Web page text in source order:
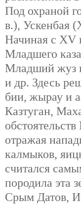
Под охраной
в.), Ускенбая
Начиная с XV
Младшего
Младший жуз
и др. Здесь
бии, жырау и
Казтуган,
отражая
калмыков,
считался
породила эта
Срым Датов,